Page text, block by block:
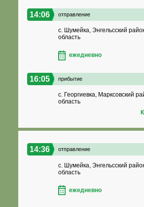
14:06 отправление
с. Шумейка, Энгельсский
область
ежедневно
16:05 прибытие
с. Георгиевка, Марксовский
область
14:36 отправление
с. Шумейка, Энгельсский
область
ежедневно